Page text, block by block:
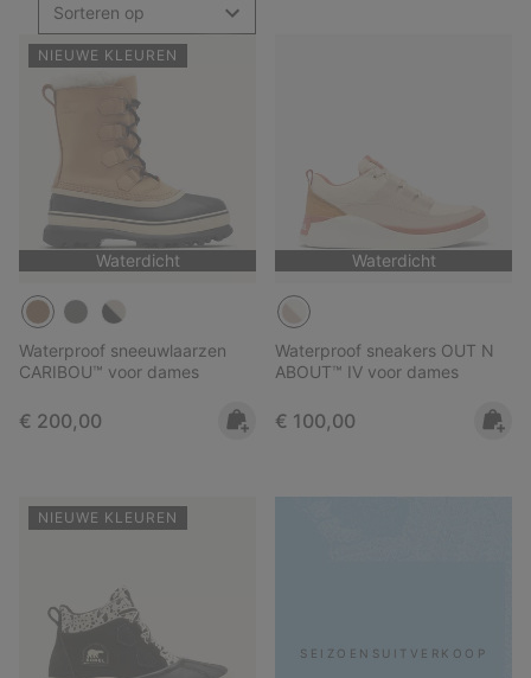
Sorteren op
NIEUWE KLEUREN
Waterdicht
Waterproof sneeuwlaarzen
CARIBOU™ voor dames
Regular price:
€ 200,00
Waterdicht
Waterproof sneakers OUT N
ABOUT™ IV voor dames
Regular price:
€ 100,00
NIEUWE KLEUREN
SEIZOENS­UITVERKOOP